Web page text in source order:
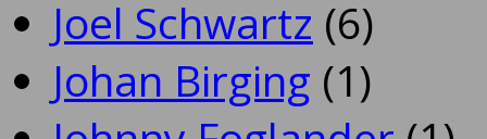
Joel Schwartz (6)
Johan Birging (1)